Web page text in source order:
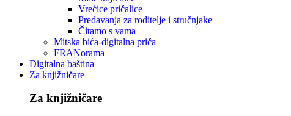
Vrećice pričalice
Predavanja za roditelje i stručnjake
Čitamo s vama
Mitska bića-digitalna priča
FRANorama
Digitalna baština
Za knjižničare
Za knjižničare